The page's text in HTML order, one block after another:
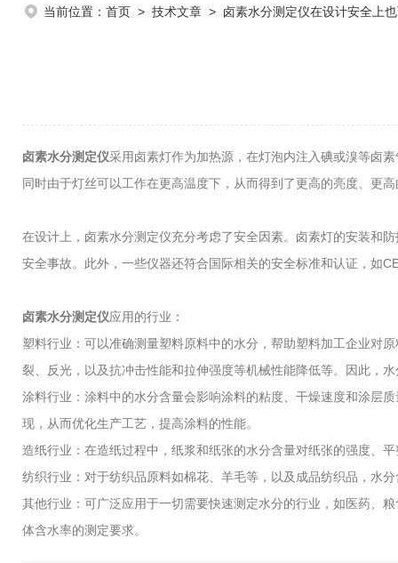
当前位置： 首页 > 技术文章 > 卤素水分测定仪在设计安全上
卤素水分测定仪采用卤素灯作为加热源，在灯泡内注入碘或溴等卤
同时由于灯丝可以工作在更高温度下，从而得到了更高的亮度、更
在设计上，卤素水分测定仪充分考虑了安全因素。卤素灯的安装和
安全事故。此外，一些仪器还符合国际相关的安全标准和认证，如
卤素水分测定仪应用的行业：
塑料行业：可以准确测量塑料原料中的水分，帮助塑料加工企业对
裂、反光，以及抗冲击性能和拉伸强度等机械性能降低等。因此，
涂料行业：涂料中的水分含量会影响涂料的粘度、干燥速度和涂层
现，从而优化生产工艺，提高涂料的性能。
造纸行业：在造纸过程中，纸浆和纸张的水分含量对纸张的强度、
纺织行业：对于纺织品原料如棉花、羊毛等，以及成品纺织品，水
其他行业：可广泛应用于一切需要快速测定水分的行业，如医药、
体含水率的测定要求。